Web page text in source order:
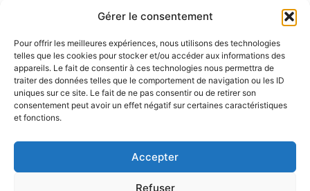
Gérer le consentement
Pour offrir les meilleures expériences, nous utilisons des technologies
telles que les cookies pour stocker et/ou accéder aux informations des
appareils. Le fait de consentir à ces technologies nous permettra de
traiter des données telles que le comportement de navigation ou les ID
uniques sur ce site. Le fait de ne pas consentir ou de retirer son
consentement peut avoir un effet négatif sur certaines caractéristiques
et fonctions.
Accepter
Refuser
Page
CONTACT
MENTIONS LÉGALES